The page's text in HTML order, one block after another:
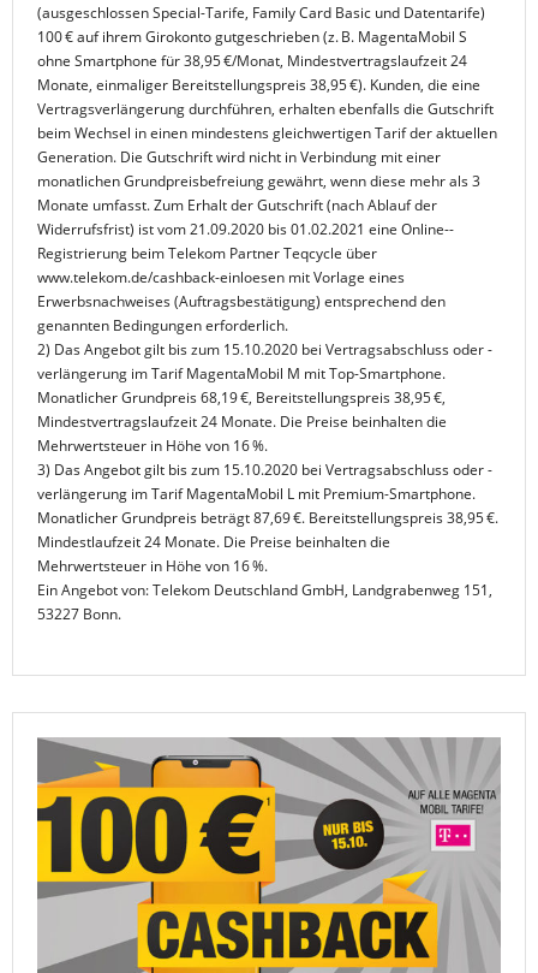
(ausgeschlossen Special-Tarife, Family Card Basic und Datentarife)
100 € auf ihrem Girokonto gutgeschrieben (z. B. MagentaMobil S
ohne Smartphone für 38,95 €/Monat, Mindestvertragslaufzeit 24
Monate, einmaliger Bereitstellungspreis 38,95 €). Kunden, die eine
Vertragsverlängerung durchführen, erhalten ebenfalls die Gutschrift
beim Wechsel in einen mindestens gleichwertigen Tarif der aktuellen
Generation. Die Gutschrift wird nicht in Verbindung mit einer
monatlichen Grundpreisbefreiung gewährt, wenn diese mehr als 3
Monate umfasst. Zum Erhalt der Gutschrift (nach Ablauf der
Widerrufsfrist) ist vom 21.09.2020 bis 01.02.2021 eine Online-­
Registrierung beim Telekom Partner Teqcycle über
www.telekom.de/cashback-einloesen mit Vorlage eines
Erwerbsnachweises (Auftragsbestätigung) entsprechend den
genannten Bedingungen erforderlich.
2) Das Angebot gilt bis zum 15.10.2020 bei Vertragsabschluss oder -
verlängerung im Tarif MagentaMobil M mit Top-Smartphone.
Monatlicher Grundpreis 68,19 €, Bereitstellungspreis 38,95 €,
Mindestvertragslaufzeit 24 Monate. Die Preise beinhalten die
Mehrwertsteuer in Höhe von 16 %.
3) Das Angebot gilt bis zum 15.10.2020 bei Vertragsabschluss oder -
verlängerung im Tarif MagentaMobil L mit Premium-Smartphone.
Monatlicher Grundpreis beträgt 87,69 €. Bereitstellungspreis 38,95 €.
Mindestlaufzeit 24 Monate. Die Preise beinhalten die
Mehrwertsteuer in Höhe von 16 %.
Ein Angebot von: Telekom Deutschland GmbH, Landgrabenweg 151,
53227 Bonn.